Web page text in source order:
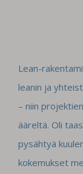
Lean-
leanin ja
– niin
ääreltä. Oli
pysähtyä
kokemukset